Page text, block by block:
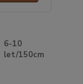
6-10
let/150cm